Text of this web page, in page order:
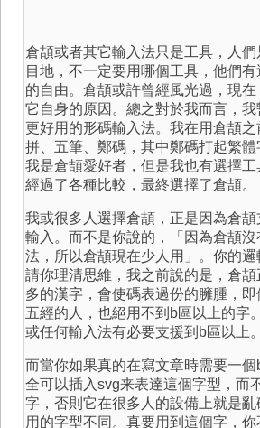
倉頡或者其它輸入法只是工具，人
目地，不一定要用哪個工具，他們
的自由。倉頡或許曾經風光過，現
它自身的原因。總之對於我而言，
更好用的形碼輸入法。我在用倉頡
拼、五筆、鄭碼，其中鄭碼打起繁體
我是倉頡愛好者，但是我也有選擇
經過了各種比較，最終選擇了倉頡。
我或很多人選擇倉頡，正是因為倉
輸入。而不是你說的，「因為倉頡
法，所以倉頡現在少人用」。你的邏
請你理清思維，我之前說的是，倉
多的漢字，會使碼表過份的臃腫，
五經的人，也絕用不到b區以上的字
或任何輸入法有必要支援到b區以上。
而當你如果真的在寫文章時需要一
全可以插入svg来表達這個字型，而
字，否則它在很多人的設備上就是
用的字型不同。真要用到這個字，你